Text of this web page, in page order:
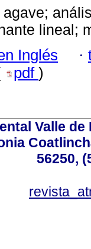
agave;
lineal;
Inglés ·
pdf )
Valle
56250,